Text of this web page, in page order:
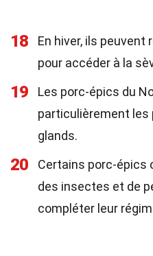
18
En hiver, ils peuvent
pour accéder à la
19
Les porc-épics du
particulièrement les
glands.
20
Certains porc-épics
des insectes et de
compléter leur